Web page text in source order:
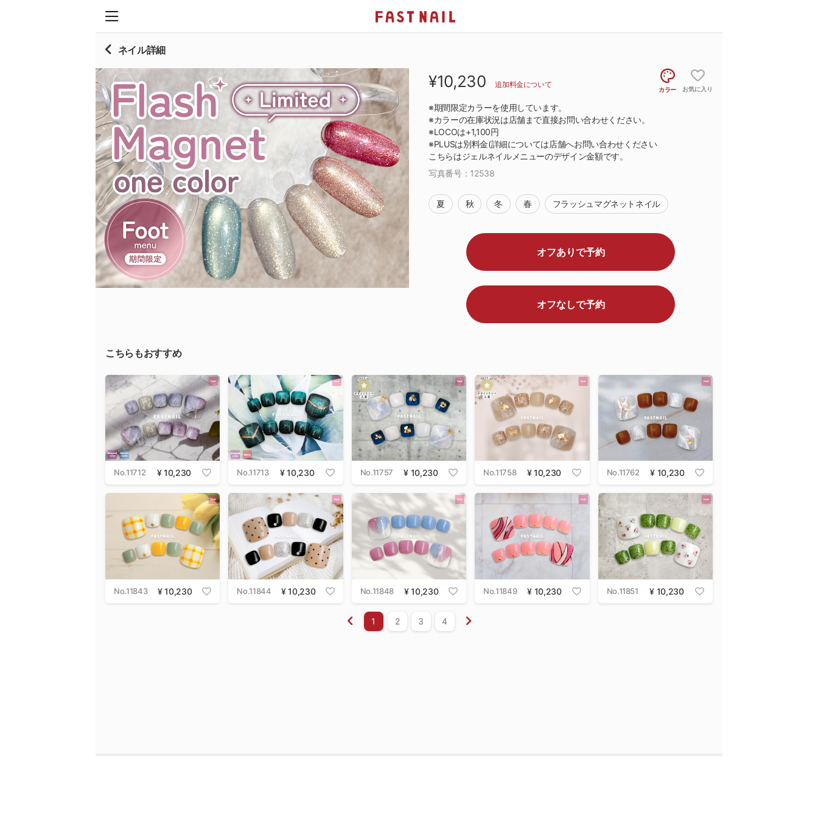
ネイル詳細
¥10,230 追加料金について
カラー お気に入り
※期間限定カラーを使用しています。
※カラーの在庫状況は店舗まで直接お問い合わせください。
※LOCOは+1,100円
※PLUSは別料金(詳細については店舗へお問い合わせください
こちらはジェルネイルメニューのデザイン金額です。
写真番号： 12538
夏 秋 冬 春 フラッシュマグネットネイル
オフありで予約
オフなしで予約
こちらもおすすめ
No.11712 10,230 No.11713 10,230 No.11757 10,230 No.11758 10,230 No.11762 10,230
No.11843 10,230 No.11844 10,230 No.11848 10,230 No.11849 10,230 No.11851 10,230
1 2 3 4